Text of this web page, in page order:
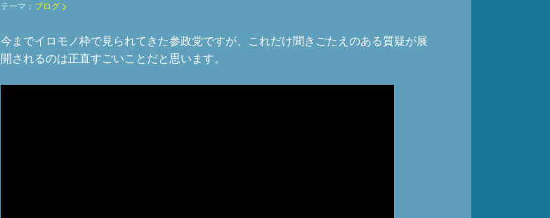
テーマ： ブログ
今までイロモノ枠で見られてきた参政党ですが、これだけ聞きごたえのある質疑が展
開されるのは正直すごいことだと思います。